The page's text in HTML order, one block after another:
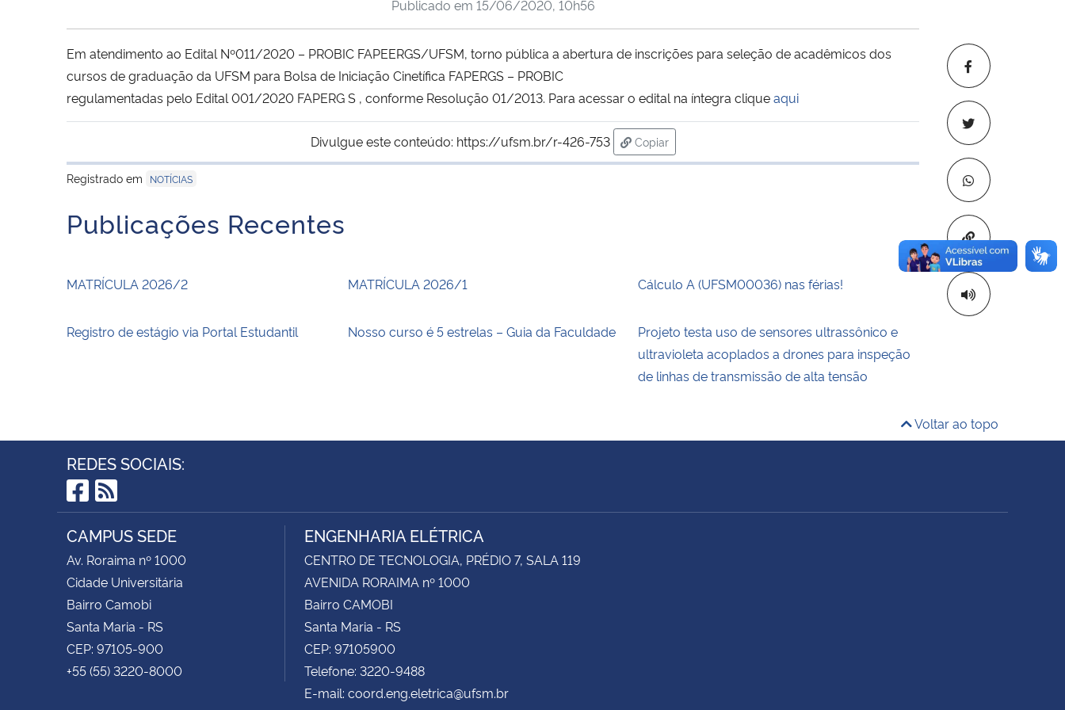
Copiar para
Publicado em 15/06/2020, 10h56
Em atendimento ao Edital Nº011/2020 – PROBIC FAPEERGS/UFSM, torno pública a abertura de inscrições para seleção de acadêmicos dos
cursos de graduação da UFSM para Bolsa de Iniciação Cinetífica FAPERGS – PROBIC
regulamentadas pelo Edital 001/2020 FAPERG S , conforme Resolução 01/2013. Para acessar o edital na íntegra cliqueaqui
Divulgue este conteúdo: https://ufsm.br/r-426-753
Copiar
para área de transferência
Registrado em
NOTÍCIAS
Publicações Recentes
MATRÍCULA 2026/2 MATRÍCULA 2026/1 Cálculo A (UFSM00036) nas férias!
Registro de estágio via Portal Estudantil Nosso curso é 5 estrelas – Guia da Faculdade
Projeto testa uso de sensores ultrassônico e
ultravioleta acoplados a drones para inspeção
de linhas de transmissão de alta tensão
Voltar ao topo
REDES SOCIAIS:
Facebook
RSS
CAMPUS SEDE
Av. Roraima nº 1000
Cidade Universitária
Bairro Camobi
Santa Maria - RS
CEP: 97105-900
+55 (55) 3220-8000
ENGENHARIA ELÉTRICA
CENTRO DE TECNOLOGIA, PRÉDIO 7, SALA 119
AVENIDA RORAIMA nº 1000
Bairro CAMOBI
Santa Maria - RS
CEP: 97105900
Telefone: 3220-9488
E-mail: coord.eng.eletrica@ufsm.br